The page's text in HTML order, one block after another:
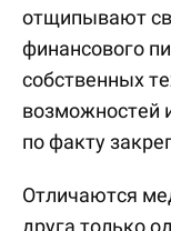
отщипывают
финансового
собственных
возможностей
по факту
Отличаются
друга только